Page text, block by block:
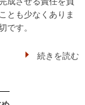
とも少なくありま
です。
続きを読む